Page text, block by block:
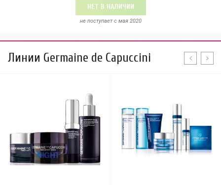
НЕТ В НАЛИЧИИ
не поступает c мая 2020
Линии Germaine de Capuccini